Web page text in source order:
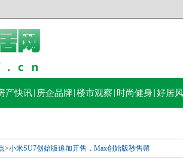
产快讯 房企品牌 楼市观察 时尚健身 好居
>小米SU7创始版追加开售，Max创始版秒售罄